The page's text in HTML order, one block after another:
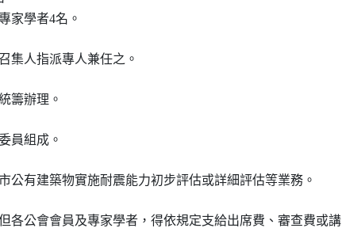
家學者4名。
籌辦理。
各公會會員及專家學者，得依規定支給出席費、審查費或講